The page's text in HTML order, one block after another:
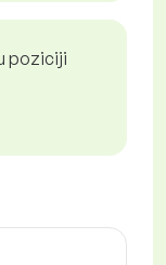
poziciji